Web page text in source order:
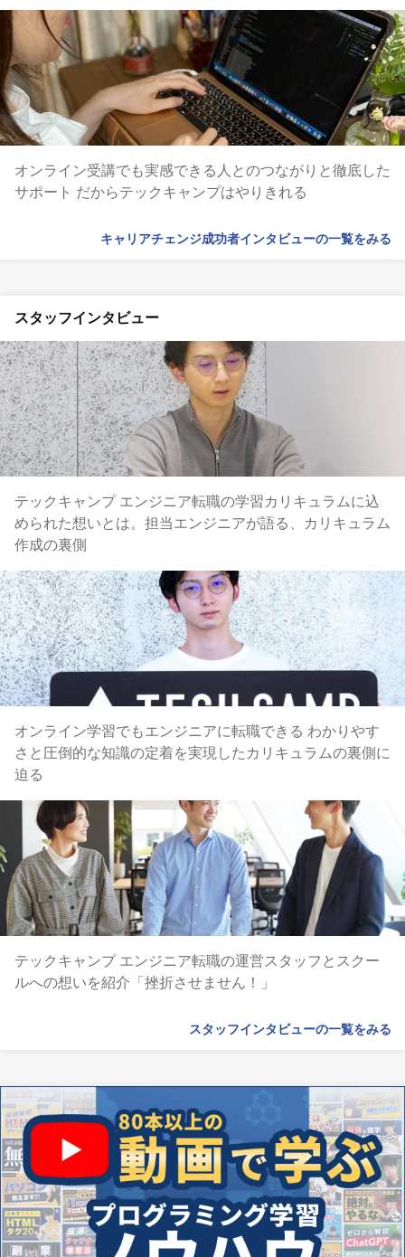
オンライン受講でも実感できる人とのつながりと徹底した
サポート だからテックキャンプはやりきれる
キャリアチェンジ成功者インタビューの一覧をみる
スタッフインタビュー
テックキャンプ エンジニア転職の学習カリキュラムに込
められた想いとは。担当エンジニアが語る、カリキュラム
作成の裏側
オンライン学習でもエンジニアに転職できる わかりやす
さと圧倒的な知識の定着を実現したカリキュラムの裏側に
迫る
テックキャンプ エンジニア転職の運営スタッフとスクー
ルへの想いを紹介「挫折させません！」
スタッフインタビューの一覧をみる